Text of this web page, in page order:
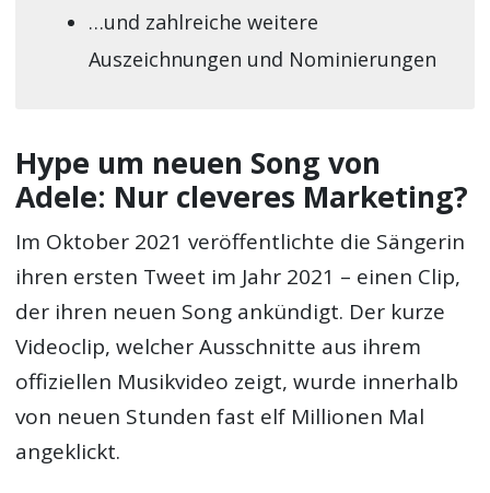
…und zahlreiche weitere
Auszeichnungen und Nominierungen
Hype um neuen Song von
Adele: Nur cleveres Marketing?
Im Oktober 2021 veröffentlichte die Sängerin
ihren ersten Tweet im Jahr 2021 – einen Clip,
der ihren neuen Song ankündigt. Der kurze
Videoclip, welcher Ausschnitte aus ihrem
offiziellen Musikvideo zeigt, wurde innerhalb
von neuen Stunden fast elf Millionen Mal
angeklickt.